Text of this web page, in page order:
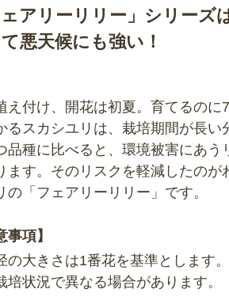
ェアリーリリー」シリーズ
悪天候にも強い！
え付け、開花は初夏。育てるのに
るスカシユリは、栽培期間が長い
品種に比べると、環境被害にあう
ます。そのリスクを軽減したのが
の「フェアリーリリー」です。
事項】
の大きさは1番花を基準とします
培状況で異なる場合があります。